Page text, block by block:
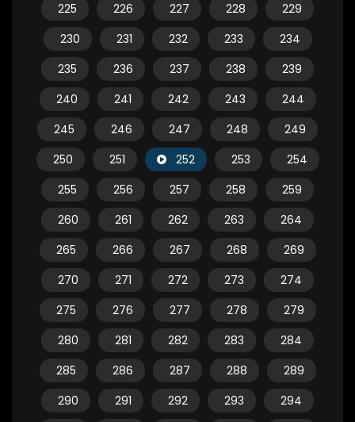
225
226 227 228
229
230
231 232 233
234
235
236 237 238
239
240
241 242 243
244
245
246 247 248
249
250
251 252 253
254
255
256 257 258
259
260
261 262 263
264
265
266 267 268
269
270
271 272 273
274
275
276 277 278
279
280
281 282 283
284
285
286 287 288
289
290
291 292 293
294